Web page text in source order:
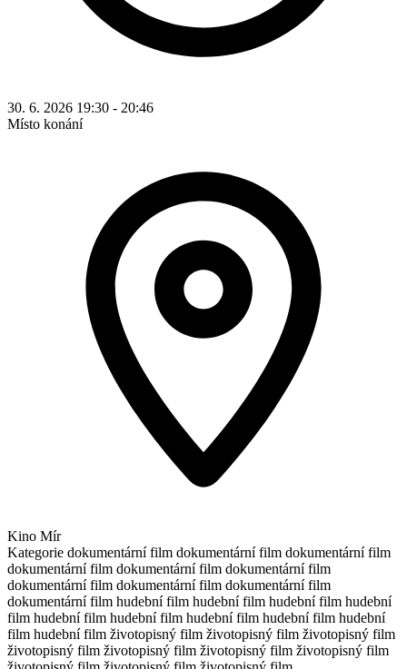
30. 6. 2026 19:30 - 20:46
Místo konání
Kino Mír
Kategorie dokumentární film dokumentární film dokumentární film
dokumentární film dokumentární film dokumentární film
dokumentární film dokumentární film dokumentární film
dokumentární film hudební film hudební film hudební film hudební
film hudební film hudební film hudební film hudební film hudební
film hudební film životopisný film životopisný film životopisný film
životopisný film životopisný film životopisný film životopisný film